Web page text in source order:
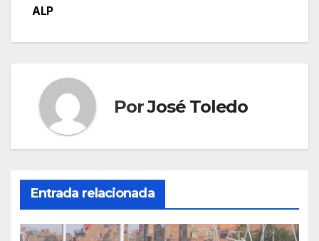
ALP
PorJosé Toledo
Entrada relacionada